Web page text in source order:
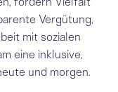
Vergütung,
mit sozialen
eine inklusive,
und morgen.